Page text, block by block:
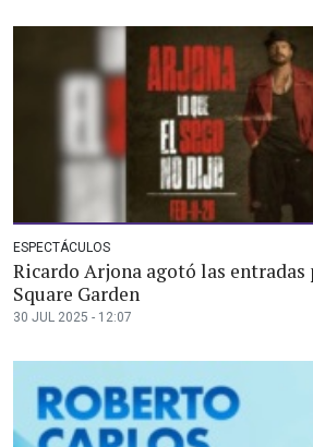
ESPECTÁCULOS
Ricardo Arjona agotó las entradas
Square Garden
30 JUL 2025 - 12:07